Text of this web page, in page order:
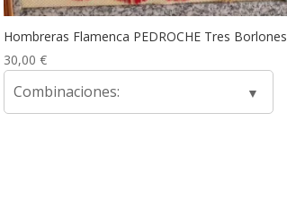
Hombreras Flamenca PEDROCHE Tres Borlones
30,00 €
Combinaciones: